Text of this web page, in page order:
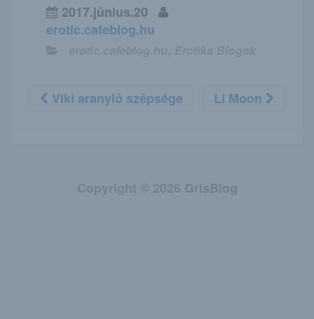
2017.június.20
erotic.cafeblog.hu
,
Viki aranyló szépsége Li Moon